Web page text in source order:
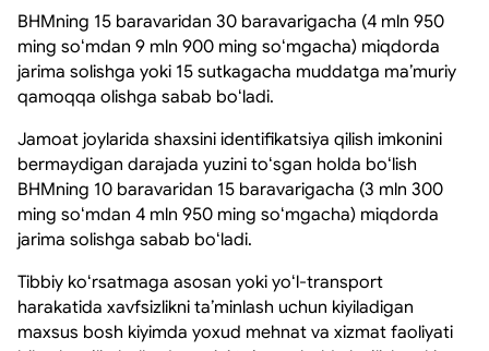
BHMning 15 baravaridan 30 baravarigacha (4 mln 950
ming soʻmdan 9 mln 900 ming soʻmgacha) miqdorda
jarima solishga yoki 15 sutkagacha muddatga maʼmuriy
qamoqqa olishga sabab boʻladi.
Jamoat joylarida shaxsini identifikatsiya qilish imkonini
bermaydigan darajada yuzini toʻsgan holda boʻlish
BHMning 10 baravaridan 15 baravarigacha (3 mln 300
ming soʻmdan 4 mln 950 ming soʻmgacha) miqdorda
jarima solishga sabab boʻladi.
Tibbiy koʻrsatmaga asosan yoki yoʻl-transport
harakatida xavfsizlikni taʼminlash uchun kiyiladigan
maxsus bosh kiyimda yoxud mehnat va xizmat faoliyati